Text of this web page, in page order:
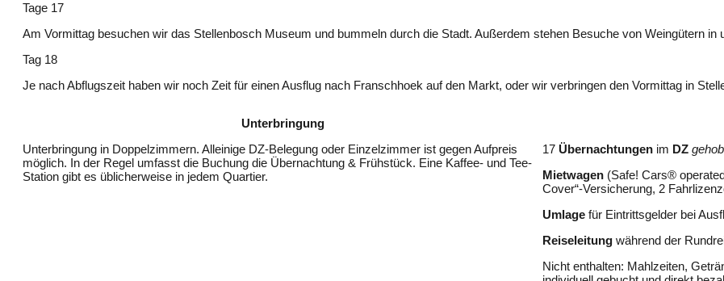
Tage 17
Am Vormittag besuchen wir das Stellenbosch Museum und bummeln durch die Stadt. Außerdem stehen Besuche von Weingütern
Tag 18
Je nach Abflugszeit haben wir noch Zeit für einen Ausflug nach Franschhoek auf den Markt, oder wir verbringen den Vormittag in
Unterbringung
Unterbringung in Doppelzimmern. Alleinige DZ-Belegung oder Einzelzimmer ist gegen Aufpreis
möglich. In der Regel umfasst die Buchung die Übernachtung & Frühstück. Eine Kaffee- und Tee-
Station gibt es üblicherweise in jedem Quartier.
17 Übernachtungen im DZ
Mietwagen (Safe! Cars®
Cover“-Versicherung, 2
Umlage für Eintrittsgelder bei
Reiseleitung während der
Nicht enthalten: Mahlzeiten,